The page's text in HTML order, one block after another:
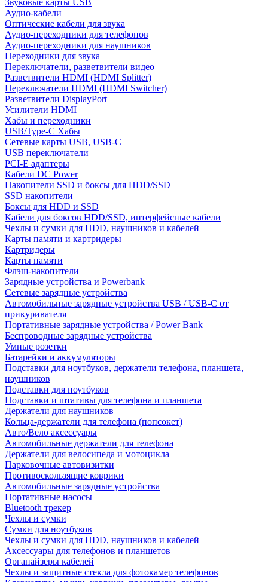
Звуковые карты USB
Аудио-кабели
Оптические кабели для звука
Аудио-переходники для телефонов
Аудио-переходники для наушников
Переходники для звука
Переключатели, разветвители видео
Разветвители HDMI (HDMI Splitter)
Переключатели HDMI (HDMI Switcher)
Разветвители DisplayPort
Усилители HDMI
Хабы и переходники
USB/Type-C Хабы
Сетевые карты USB, USB-C
USB переключатели
PCI-E адаптеры
Кабели DC Power
Накопители SSD и боксы для HDD/SSD
SSD накопители
Боксы для HDD и SSD
Кабели для боксов HDD/SSD, интерфейсные кабели
Чехлы и сумки для HDD, наушников и кабелей
Карты памяти и картридеры
Картридеры
Карты памяти
Флэш-накопители
Зарядные устройства и Powerbank
Сетевые зарядные устройства
Автомобильные зарядные устройства USB / USB-C от
прикуривателя
Портативные зарядные устройства / Power Bank
Беспроводные зарядные устройства
Умные розетки
Батарейки и аккумуляторы
Подставки для ноутбуков, держатели телефона, планшета,
наушников
Подставки для ноутбуков
Подставки и штативы для телефона и планшета
Держатели для наушников
Кольца-держатели для телефона (попсокет)
Авто/Вело аксессуары
Автомобильные держатели для телефона
Держатели для велосипеда и мотоцикла
Парковочные автовизитки
Противоскользящие коврики
Автомобильные зарядные устройства
Портативные насосы
Bluetooth трекер
Чехлы и сумки
Сумки для ноутбуков
Чехлы и сумки для HDD, наушников и кабелей
Аксессуары для телефонов и планшетов
Органайзеры кабелей
Чехлы и защитные стекла для фотокамер телефонов